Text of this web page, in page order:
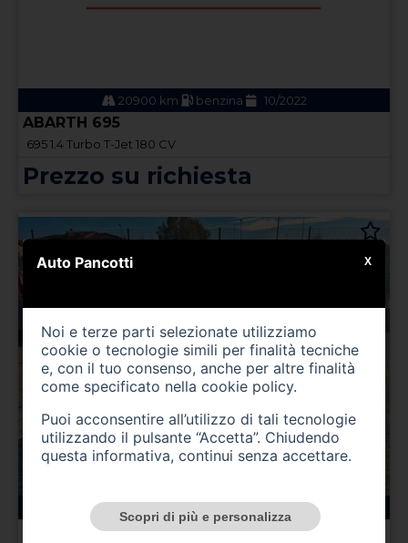
20900 km benzina 10/2022
ABARTH 695
695 1.4 Turbo T-Jet 180 CV
Prezzo su richiesta
ALFA ROMEO Gtv/Spider
Auto Pancotti
Noi e terze parti selezionate utilizziamo
cookie o tecnologie simili per finalità tecniche
e, con il tuo consenso, anche per altre finalità
come specificato nella cookie policy.
Puoi acconsentire all’utilizzo di tali tecnologie
utilizzando il pulsante “Accetta”. Chiudendo
questa informativa, continui senza accettare.
Scopri di più e personalizza
X